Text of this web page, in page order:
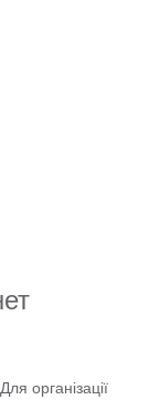
організації